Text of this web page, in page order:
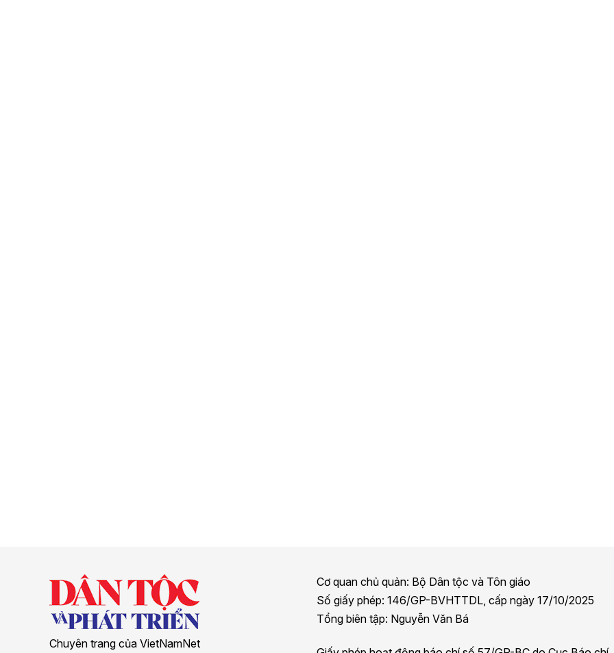
Chuyên trang của VietNamNet
Cơ quan chủ quản: Bộ Dân tộc và Tôn giáo
Số giấy phép: 146/GP-BVHTTDL, cấp ngày 17/10/2025
Tổng biên tập: Nguyễn Văn Bá